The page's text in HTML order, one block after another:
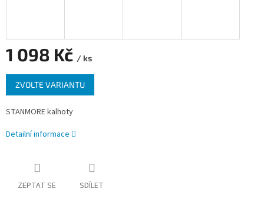
1 098 Kč / ks
Měrná
cena:
ZVOLTE VARIANTU
STANMORE kalhoty
Detailní informace
ZEPTAT SE SDÍLET